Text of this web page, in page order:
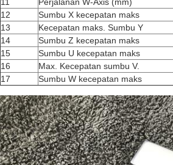
12
Sumbu X kecepatan maks
13
Kecepatan maks. Sumbu Y
14
Sumbu Z kecepatan maks
15
Sumbu U kecepatan maks
16
Max. Kecepatan sumbu V.
17
Sumbu W kecepatan maks